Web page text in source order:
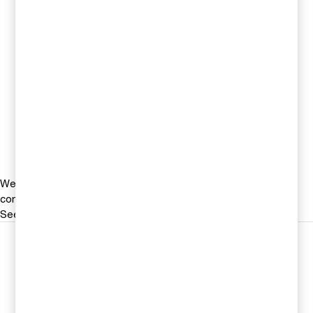
We help you meet tomorrow’s tech demands
compete at a speed that rewrites the rules
See how